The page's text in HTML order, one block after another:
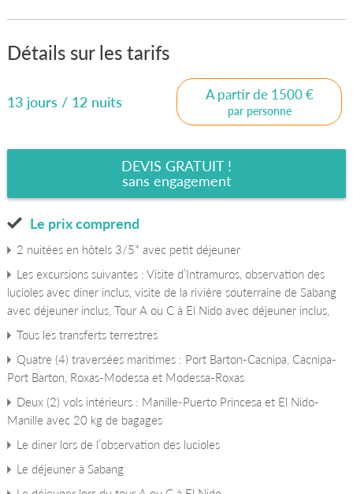
Détails sur les tarifs
13 jours / 12 nuits A partir de 1500 €
par personne
DEVIS GRATUIT !
sans engagement
Le prix comprend
2 nuitées en hôtels 3/5* avec petit déjeuner
Les excursions suivantes : Visite d’Intramuros, observation des
lucioles avec diner inclus, visite de la rivière souterraine de Sabang
avec déjeuner inclus, Tour A ou C à El Nido avec déjeuner inclus,
Tous les transferts terrestres
Quatre (4) traversées maritimes : Port Barton-Cacnipa, Cacnipa-
Port Barton, Roxas-Modessa et Modessa-Roxas
Deux (2) vols intérieurs : Manille-Puerto Princesa et El Nido-
Manille avec 20 kg de bagages
Le diner lors de l’observation des lucioles
Le déjeuner à Sabang